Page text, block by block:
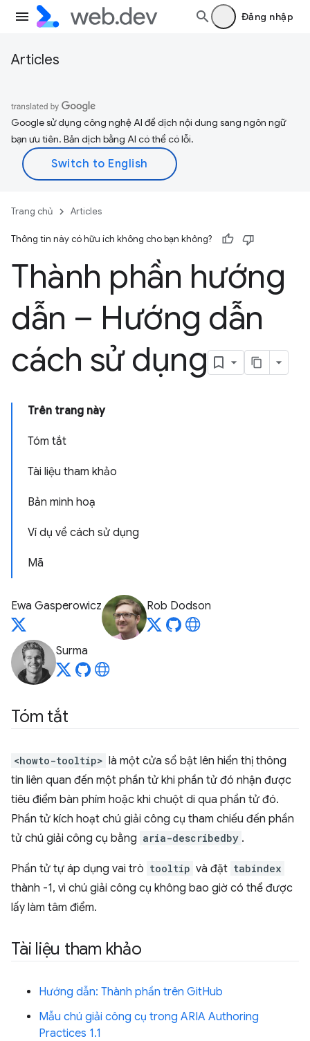
Đăng nhập
Articles
Google sử dụng công nghệ AI để dịch nội dung sang ngôn ngữ
bạn ưu tiên. Bản dịch bằng AI có thể có lỗi.
Trang chủ Articles
Thông tin này có hữu ích không cho bạn không?
Thành phần hướng
dẫn – Hướng dẫn
cách sử dụng
Trên trang này
Tóm tắt
Tài liệu tham khảo
Bản minh hoạ
Ví dụ về cách sử dụng
Mã
Ewa Gasperowicz Rob Dodson
Surma
Tóm tắt
<howto-tooltip> là một cửa sổ bật lên hiển thị thông
tin liên quan đến một phần tử khi phần tử đó nhận được
tiêu điểm bàn phím hoặc khi chuột di qua phần tử đó.
Phần tử kích hoạt chú giải công cụ tham chiếu đến phần
tử chú giải công cụ bằng aria-describedby .
Phần tử tự áp dụng vai trò tooltip và đặt tabindex
thành -1, vì chú giải công cụ không bao giờ có thể được
lấy làm tâm điểm.
Tài liệu tham khảo
Hướng dẫn: Thành phần trên GitHub
Mẫu chú giải công cụ trong ARIA Authoring
Practices 1.1